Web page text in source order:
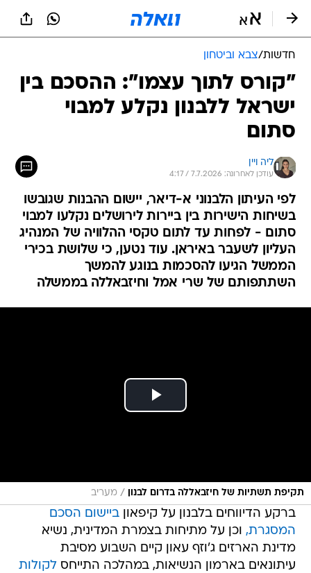
חדשות/צבא וביטחון
"קורס לתוך עצמו": ההסכם בין
ישראל ללבנון נקלע למבוי
סתום
ליה ויין
עודכן לאחרונה: 7.7.2026 / 4:17
לפי העיתון הלבנוני א-דיאר, יישום ההבנות שגובשו
בשיחות הישירות בין ביירות לירושלים נקלעו למבוי
סתום - לפחות עד לתום טקסי ההלוויה של המנהיג
העליון לשעבר באיראן. עוד נטען, כי שלושת בכירי
הממשל הגיעו להסכמות בנוגע להמשך
השתתפותם של שרי אמל וחיזבאללה בממשלה
תקיפת תשתיות של חיזבאללה בדרום לבנון / מעריב
ברקע הדיווחים בלבנון על קיפאוןביישום הסכם
המסגרת, וכן על מתיחות בצמרת המדינית, נשיא
מדינת הארזים ג'וזף עאון קיים השבוע מסיבת
עיתונאים בארמון הנשיאות, במהלכה התייחסלקולות